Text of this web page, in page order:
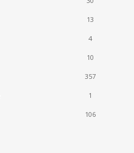
13
4
10
357
1
106